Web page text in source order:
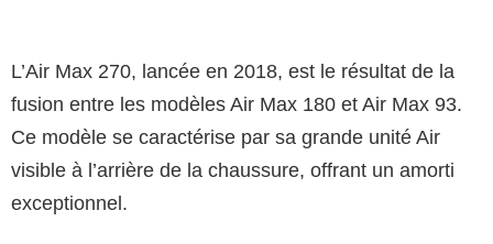
L’Air Max 270, lancée en 2018, est le résultat de la
fusion entre les modèles Air Max 180 et Air Max 93.
Ce modèle se caractérise par sa grande unité Air
visible à l’arrière de la chaussure, offrant un amorti
exceptionnel.